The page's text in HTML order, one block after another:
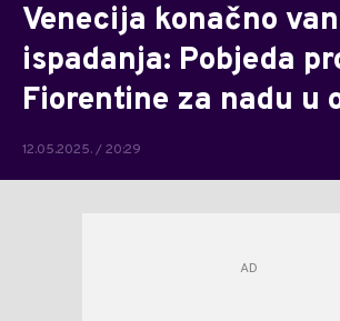
Venecija konačno
ispadanja: Pobjeda
Fiorentine za nadu u
12.05.2025. / 20:29